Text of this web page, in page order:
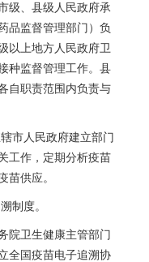
级、县级人民政府承
品监督管理部门）负
以上地方人民政府卫
种监督管理工作。县
自职责范围内负责与
市人民政府建立部门
工作，定期分析疫苗
苗供应。
制度。
院卫生健康主管部门
全国疫苗电子追溯协